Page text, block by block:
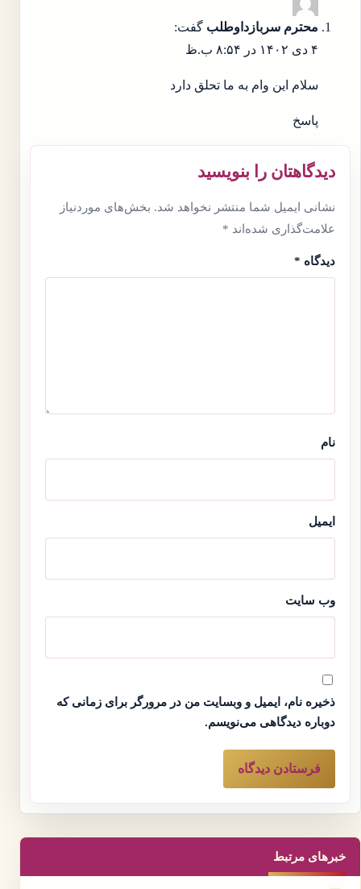
محترم سربازداوطلب گفت:
۴ دی ۱۴۰۲ در ۸:۵۴ ب.ظ
سلام این وام به ما تحلق دارد
پاسخ
دیدگاهتان را بنویسید
نشانی ایمیل شما منتشر نخواهد شد. بخش‌های موردنیاز
علامت‌گذاری شده‌اند *
دیدگاه *
نام
ایمیل
وب‌ سایت
ذخیره نام، ایمیل و وبسایت من در مرورگر برای زمانی که
دوباره دیدگاهی می‌نویسم.
خبرهای مرتبط